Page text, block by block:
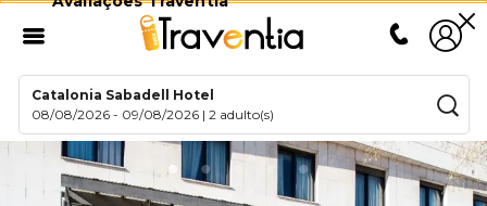
Catalonia Sabadell Hotel
08/08/2026 - 09/08/2026 |2 adulto(s)